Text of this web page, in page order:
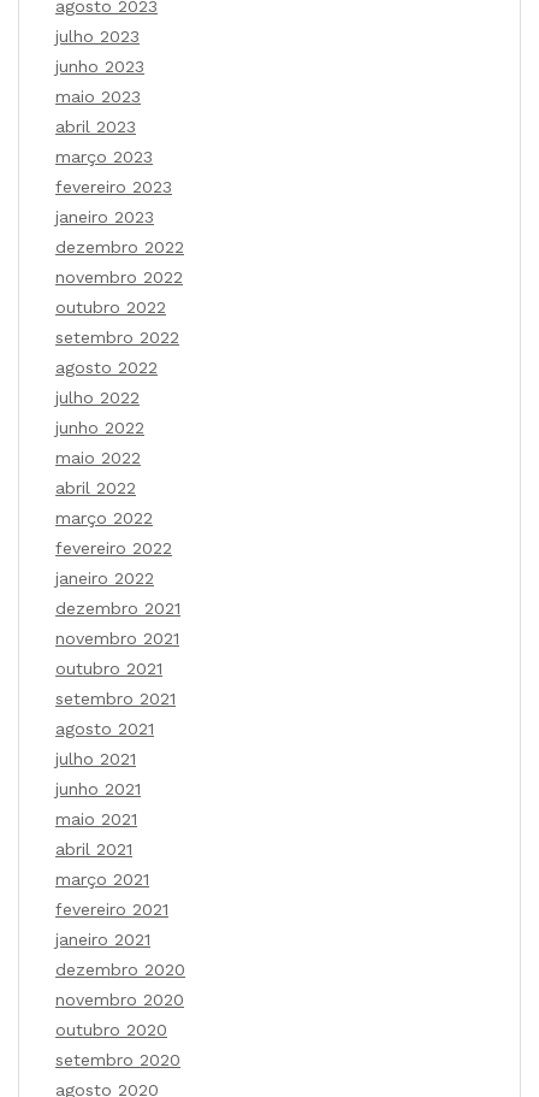
agosto 2023
julho 2023
junho 2023
maio 2023
abril 2023
março 2023
fevereiro 2023
janeiro 2023
dezembro 2022
novembro 2022
outubro 2022
setembro 2022
agosto 2022
julho 2022
junho 2022
maio 2022
abril 2022
março 2022
fevereiro 2022
janeiro 2022
dezembro 2021
novembro 2021
outubro 2021
setembro 2021
agosto 2021
julho 2021
junho 2021
maio 2021
abril 2021
março 2021
fevereiro 2021
janeiro 2021
dezembro 2020
novembro 2020
outubro 2020
setembro 2020
agosto 2020